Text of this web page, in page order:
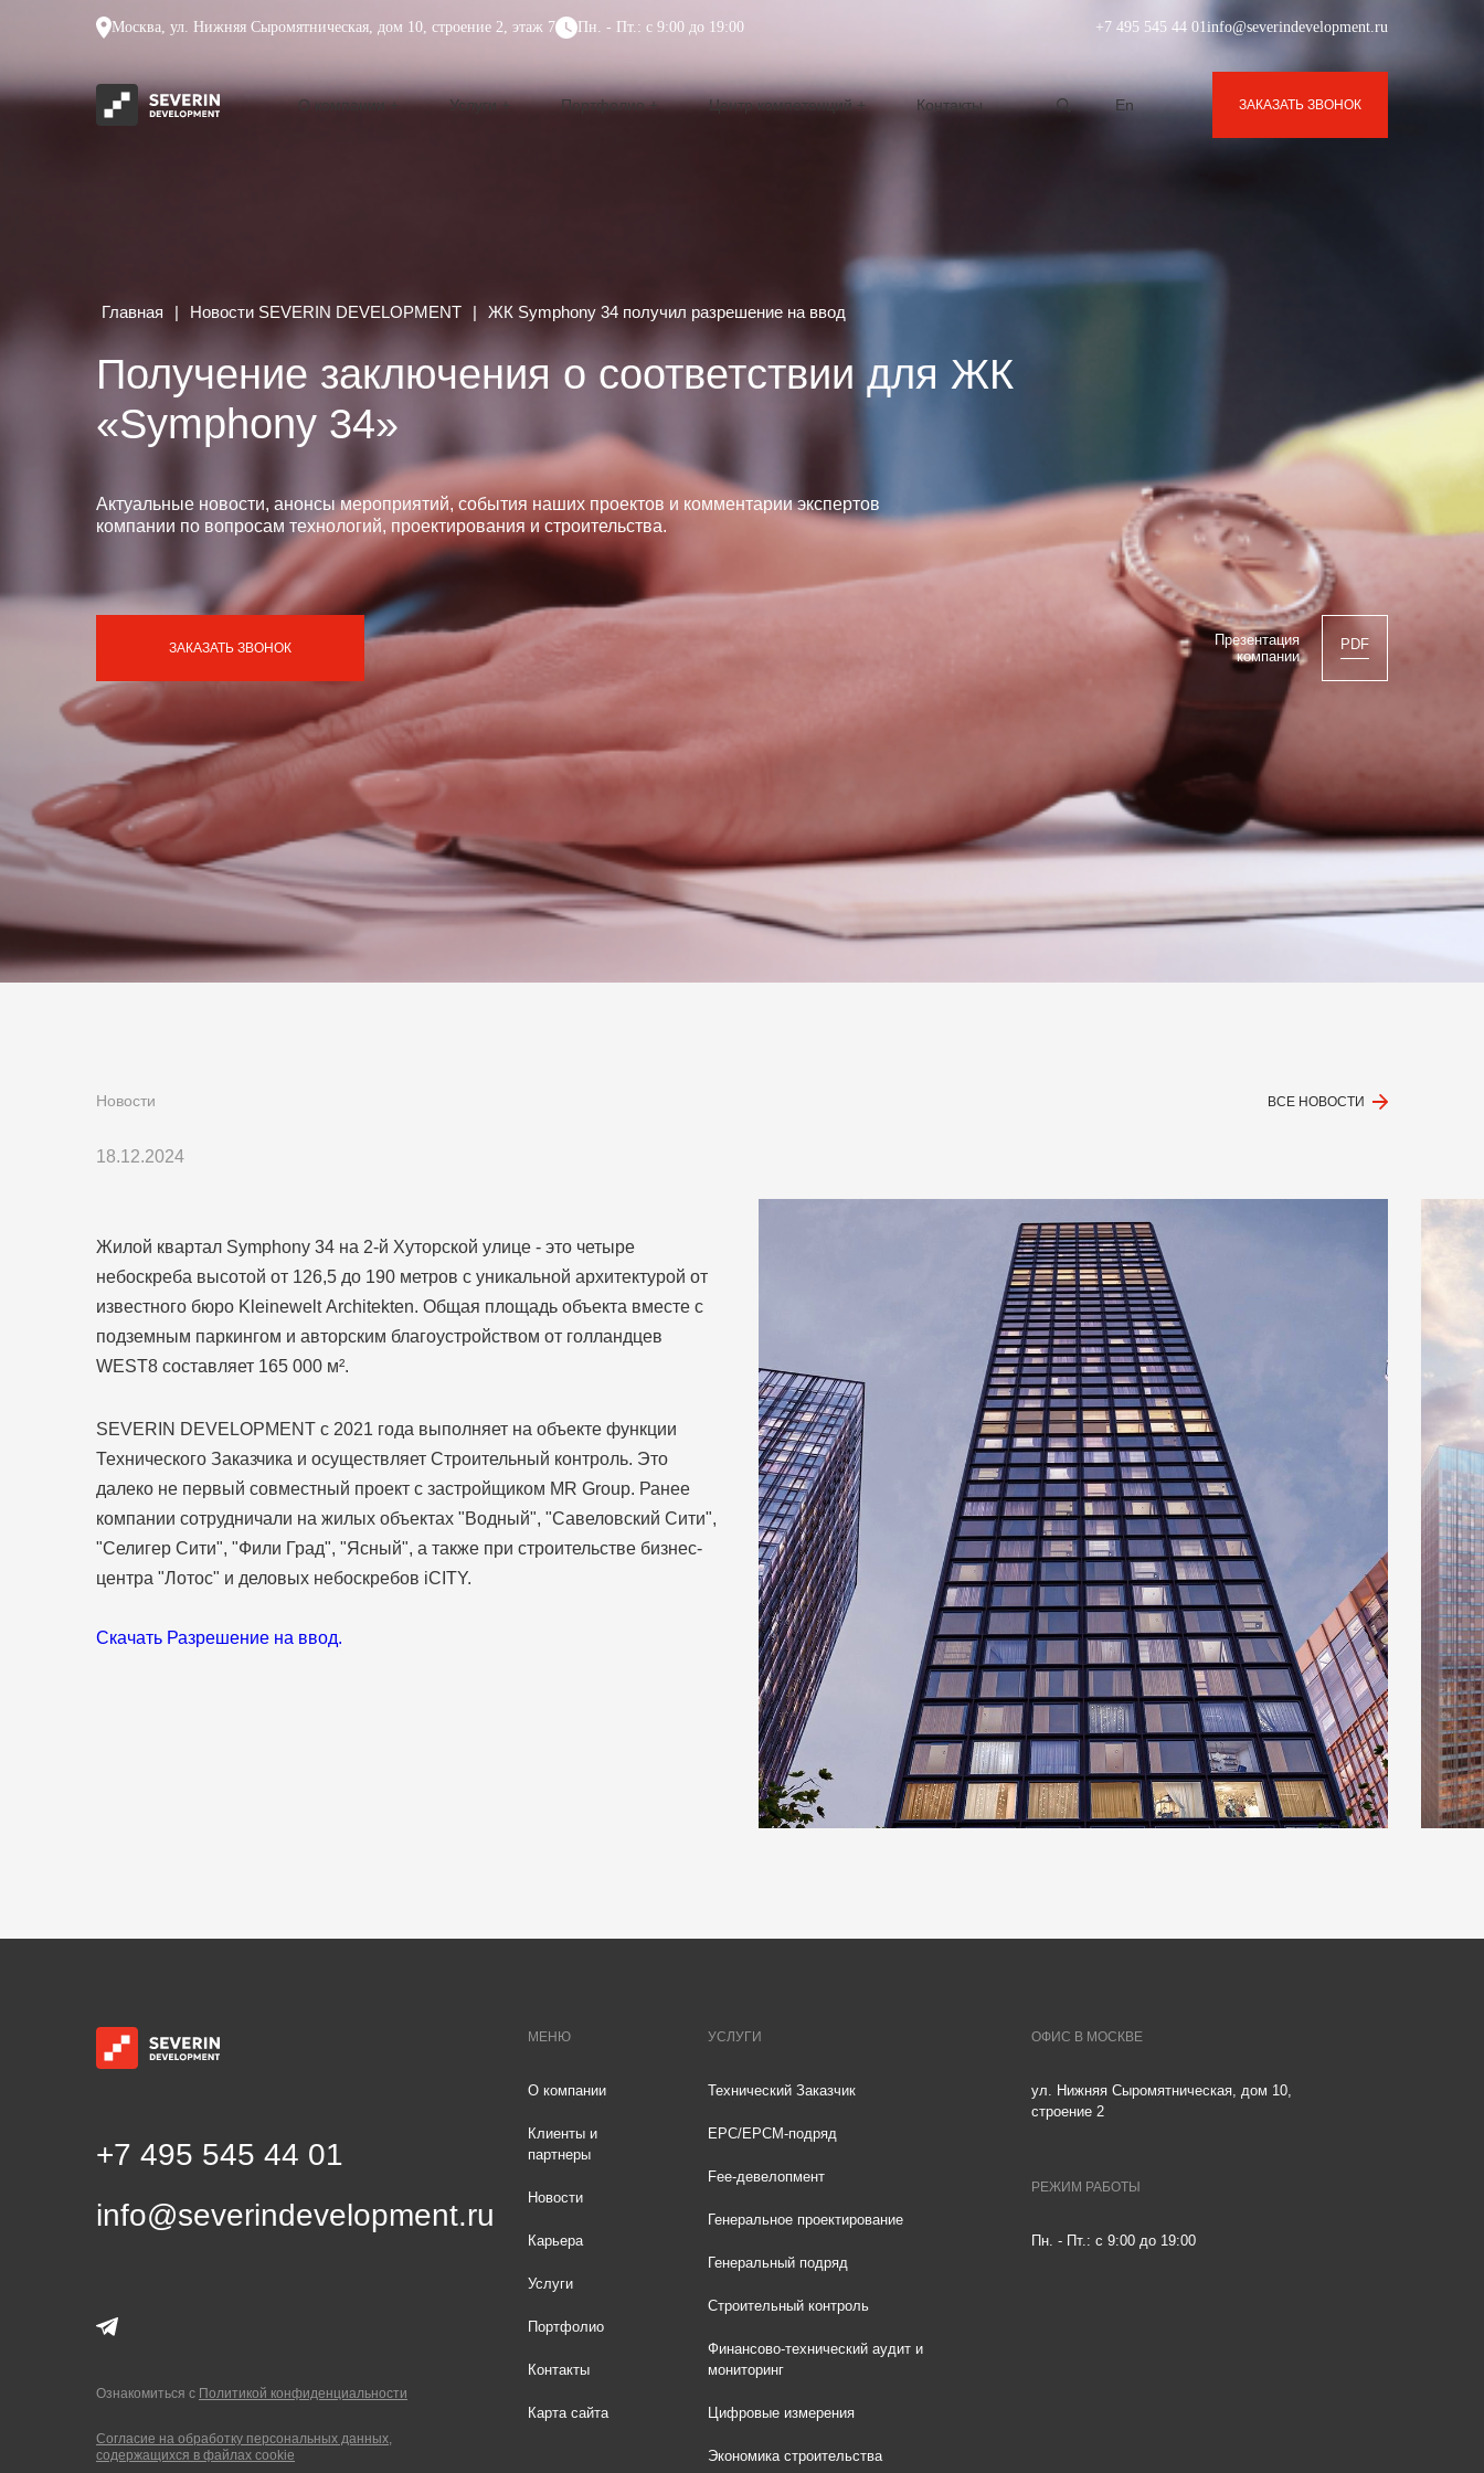
Москва, ул. Нижняя Сыромятническая, дом 10, строение 2, этаж 7 Пн. - Пт.: с 9:00 до 19:00 +7 495 545 44 01info@severindevelopment.ru
О компании Услуги Портфолио Центр компетенций Контакты En ЗАКАЗАТЬ ЗВОНОК
Главная | Новости SEVERIN DEVELOPMENT | ЖК Symphony 34 получил разрешение на ввод
Получение заключения о соответствии для ЖК
«Symphony 34»
Актуальные новости, анонсы мероприятий, события наших проектов и комментарии экспертов
компании по вопросам технологий, проектирования и строительства.
ЗАКАЗАТЬ ЗВОНОК
Презентация
компании
PDF
Новости ВСЕ НОВОСТИ
18.12.2024
Жилой квартал Symphony 34 на 2-й Хуторской улице - это четыре
небоскреба высотой от 126,5 до 190 метров с уникальной архитектурой от
известного бюро Kleinewelt Аrchitekten. Общая площадь объекта вместе с
подземным паркингом и авторским благоустройством от голландцев
WEST8 составляет 165 000 м².
SEVERIN DEVELOPMENT с 2021 года выполняет на объекте функции
Технического Заказчика и осуществляет Строительный контроль. Это
далеко не первый совместный проект с застройщиком MR Group. Ранее
компании сотрудничали на жилых объектах "Водный", "Савеловский Сити",
"Селигер Сити", "Фили Град", "Ясный", а также при строительстве бизнес-
центра "Лотос" и деловых небоскребов iCITY.
Скачать Разрешение на ввод.
+7 495 545 44 01
info@severindevelopment.ru
Ознакомиться с Политикой конфиденциальности
Согласие на обработку персональных данных,
содержащихся в файлах cookie
МЕНЮ
О компании
Клиенты и
партнеры
Новости
Карьера
Услуги
Портфолио
Контакты
Карта сайта
УСЛУГИ
Технический Заказчик
EPC/EPCM-подряд
Fee-девелопмент
Генеральное проектирование
Генеральный подряд
Строительный контроль
Финансово-технический аудит и
мониторинг
Цифровые измерения
Экономика строительства
ОФИС В МОСКВЕ
ул. Нижняя Сыромятническая, дом 10,
строение 2
РЕЖИМ РАБОТЫ
Пн. - Пт.: с 9:00 до 19:00